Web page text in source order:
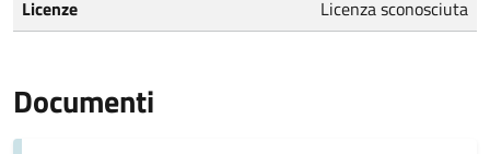
Licenze Licenza sconosciuta
Documenti